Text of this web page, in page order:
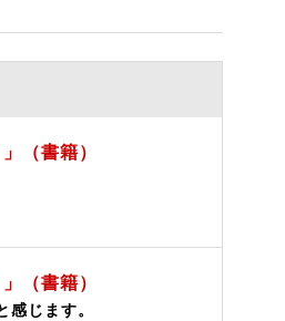
（書籍）
（書籍）
じます。